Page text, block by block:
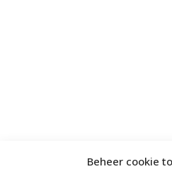
Beheer cookie